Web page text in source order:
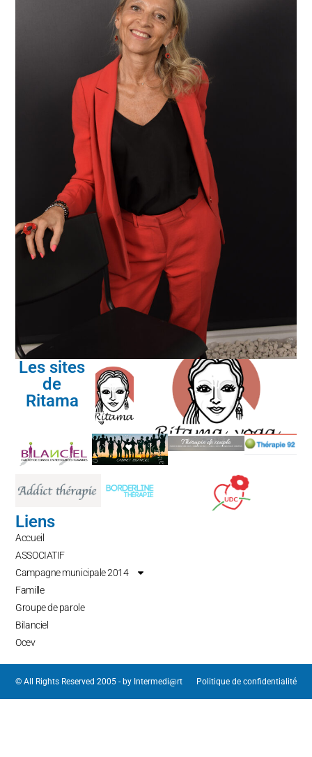
Les sites
de
Ritama
Liens
Accueil
ASSOCIATIF
Campagne municipale 2014
Famille
Groupe de parole
Bilanciel
Ocev
© All Rights Reserved 2005 - by Intermedi@rt Politique de confidentialité